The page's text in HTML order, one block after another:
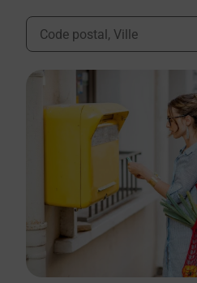
Ville, Département, Code Postal